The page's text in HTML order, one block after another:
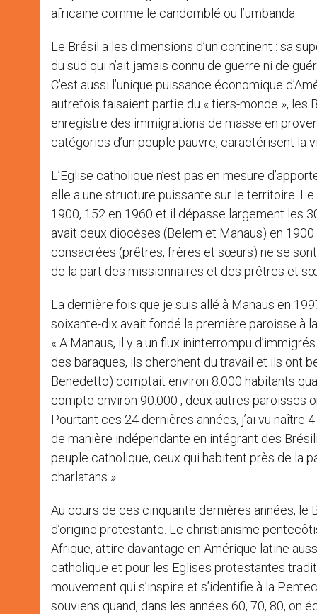
africaine comme le candomblé ou l’umbanda.
Le Brésil a les dimensions d’un continent : sa
du sud qui n’ait jamais connu de guerre ni de
C’est aussi l’unique puissance économique
autrefois faisaient partie du « tiers-monde », les
enregistre des immigrations de masse en
catégories d’un peuple pauvre, caractérisent la
L’Eglise catholique n’est pas en mesure
elle a une structure puissante sur le territoire.
1900, 152 en 1960 et il dépasse largement les
avait deux diocèses (Belem et Manaus) en 1900
consacrées (prêtres, frères et sœurs) ne se
de la part des missionnaires et des prêtres et
La dernière fois que je suis allé à Manaus en
soixante-dix avait fondé la première paroisse à
« A Manaus, il y a un flux ininterrompu
des baraques, ils cherchent du travail et ils ont
Benedetto) comptait environ 8.000 habitants
compte environ 90.000 ; deux autres paroisses
Pourtant ces 24 dernières années, j’ai vu
de manière indépendante en intégrant des
peuple catholique, ceux qui habitent près de la
charlatans ».
Au cours de ces cinquante dernières années,
d’origine protestante. Le christianisme
Afrique, attire davantage en Amérique latine
catholique et pour les Eglises protestantes
mouvement qui s’inspire et s’identifie à la
souviens quand, dans les années 60, 70, 80, on